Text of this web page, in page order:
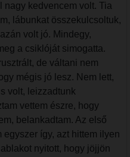
nagy kedvencem volt. Tia
lábunkat összekulcsoltuk,
volt jó. Mindegy,
a csiklóját simogatta.
de váltani nem
mégis jó lesz. Nem lett,
volt, leizzadtunk
vettem észre, hogy
belankadtam. Az első
így, azt hittem ilyen
nyitott, hogy jöjjön